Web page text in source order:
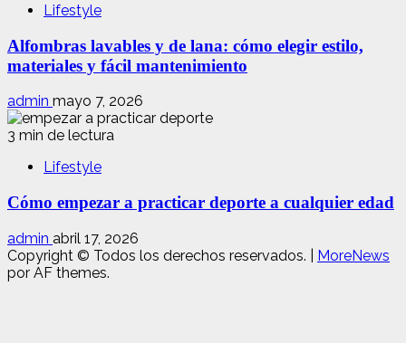
Lifestyle
Alfombras lavables y de lana: cómo elegir estilo,
materiales y fácil mantenimiento
admin mayo 7, 2026
3 min de lectura
Lifestyle
Cómo empezar a practicar deporte a cualquier edad
admin abril 17, 2026
Copyright © Todos los derechos reservados.
MoreNews
por AF themes.